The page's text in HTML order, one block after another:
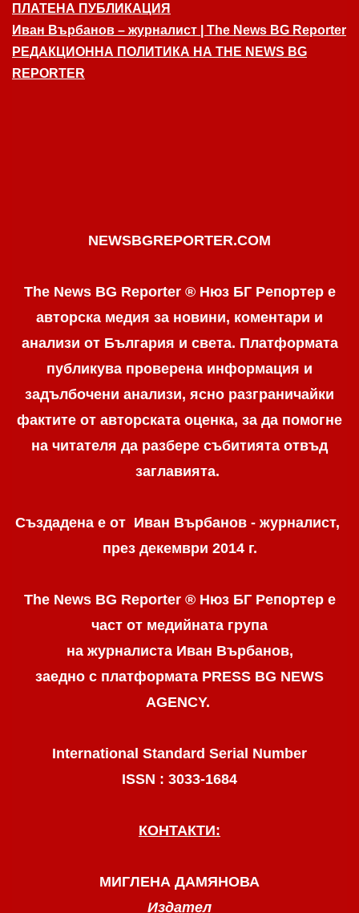
ПЛАТЕНА ПУБЛИКАЦИЯ
Иван Върбанов – журналист | The News BG Reporter
РЕДАКЦИОННА ПОЛИТИКА НА THE NEWS BG
REPORTER
NEWSBGREPORTER.COM
The News BG Reporter ® Нюз БГ Репортер е
авторска медия за новини, коментари и
анализи от България и света. Платформата
публикува проверена информация и
задълбочени анализи, ясно разграничaйки
фактите от авторската оценка, за да помогне
на читателя да разбере събитията отвъд
заглавията.
Създадена е от Иван Върбанов - журналист,
през декември 2014 г.
The News BG Reporter ® Нюз БГ Репортере
част от медийната група
на журналиста Иван Върбанов,
заедно с платформата PRESS BG NEWS
AGENCY.
International Standard Serial Number
ISSN : 3033-1684
КОНТАКТИ:
МИГЛЕНА ДАМЯНОВА
Издател